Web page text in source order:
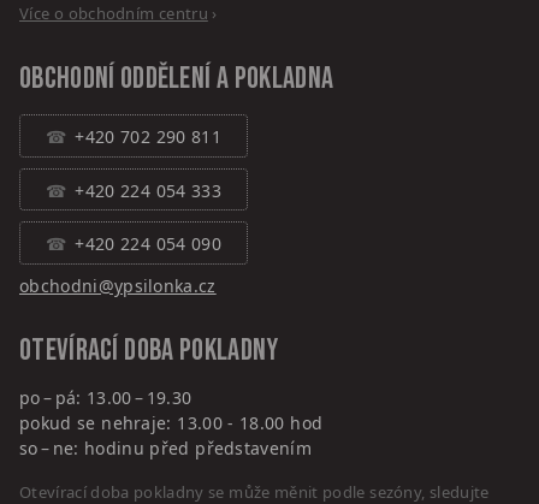
Více o obchodním centru ›
Obchodní oddělení a pokladna
+420 702 290 811
+420 224 054 333
+420 224 054 090
obchodni@ypsilonka.cz
Otevírací doba pokladny
po – pá: 13.00 – 19.30
pokud se nehraje: 13.00 - 18.00 hod
so – ne: hodinu před představením
Otevírací doba pokladny se může měnit podle sezóny, sledujte